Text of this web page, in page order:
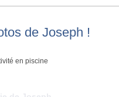
de Joseph !
en piscine